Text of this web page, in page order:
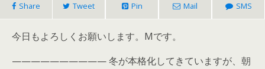
Share Tweet Pin Mail SMS
今日もよろしくお願いします。Mです。
—————————— 冬が本格化してきていますが、朝